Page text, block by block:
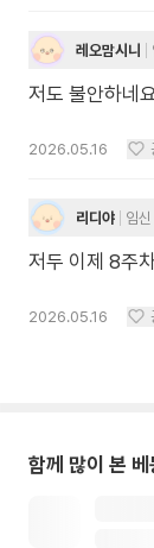
레오맘시니
저도 불안하네
2026.05.16
리디야 임
저두 이제 8주
2026.05.16
함께 많이 본 베